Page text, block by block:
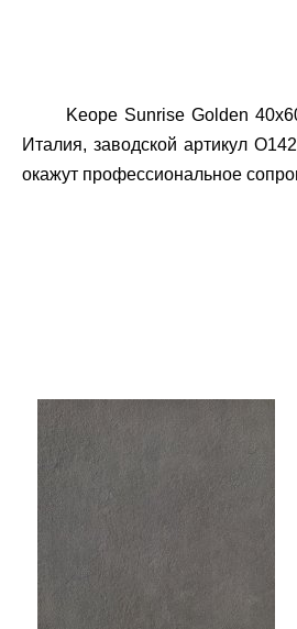
Keope Sunrise Golden
Италия, заводской артикул
окажут профессиональное